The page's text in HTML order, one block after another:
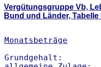
Vergütungsgruppe Vb,
Bund und Länder, Tabelle
Monatsbeträge
Grundgehalt: